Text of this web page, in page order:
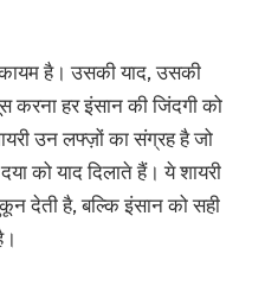
है। उसकी याद, उसकी
हर इंसान की जिंदगी को
उन लफ्ज़ों का संग्रह है जो
को याद दिलाते हैं। ये शायरी
देती है, बल्कि इंसान को सही